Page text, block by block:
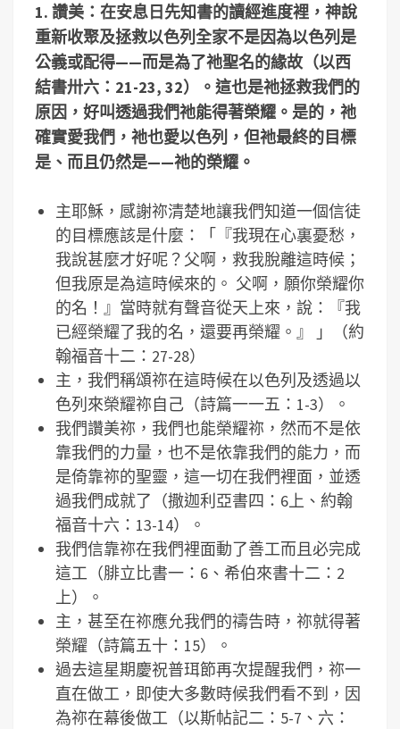
1. 讚美：在安息日先知書的讀經進度裡，神說
重新收聚及拯救以色列全家不是因為以色列是
公義或配得——而是為了祂聖名的緣故（以西
結書卅六： 21-23, 32）。這也是祂拯救我們的
原因，好叫透過我們祂能得著榮耀。是的，祂
確實愛我們，祂也愛以色列，但祂最終的目標
是、而且仍然是——祂的榮耀。
主耶穌，感謝祢清楚地讓我們知道一個信徒
的目標應該是什麼：「『我現在心裏憂愁，
我說甚麼才好呢？父啊，救我脫離這時候；
但我原是為這時候來的。 父啊，願你榮耀你
的名！』當時就有聲音從天上來，說：『我
已經榮耀了我的名，還要再榮耀。』 」（約
翰福音十二：27-28）
主，我們稱頌祢在這時候在以色列及透過以
色列來榮耀祢自己（詩篇一一五：1-3）。
我們讚美祢，我們也能榮耀祢，然而不是依
靠我們的力量，也不是依靠我們的能力，而
是倚靠祢的聖靈，這一切在我們裡面，並透
過我們成就了（撒迦利亞書四：6上、約翰
福音十六：13-14）。
我們信靠祢在我們裡面動了善工而且必完成
這工（腓立比書一：6、希伯來書十二：2
上）。
主，甚至在祢應允我們的禱告時，祢就得著
榮耀（詩篇五十：15）。
過去這星期慶祝普珥節再次提醒我們，祢一
直在做工，即使大多數時候我們看不到，因
為祢在幕後做工（以斯帖記二：5-7、六：